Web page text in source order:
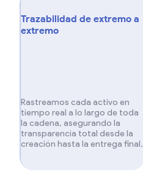
Trazabilidad de extremo a
extremo
Rastreamos cada activo en
tiempo real a lo largo de toda
la cadena, asegurando la
transparencia total desde la
creación hasta la entrega final.